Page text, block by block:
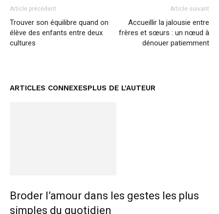
Article précédent
Trouver son équilibre quand on
élève des enfants entre deux
cultures
Article suivant
Accueillir la jalousie entre
frères et sœurs : un nœud à
dénouer patiemment
ARTICLES CONNEXESPLUS DE L'AUTEUR
Broder l’amour dans les gestes les plus
simples du quotidien